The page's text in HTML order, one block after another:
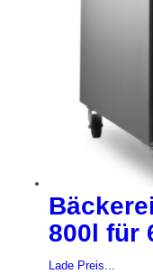
800l für
Lade Preis...